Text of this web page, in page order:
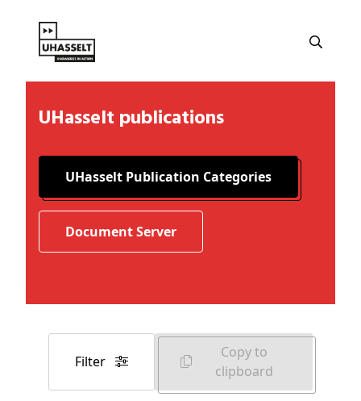
UHasselt publications
UHasselt Publication Categories
Document Server
Filter
Copy to
clipboard